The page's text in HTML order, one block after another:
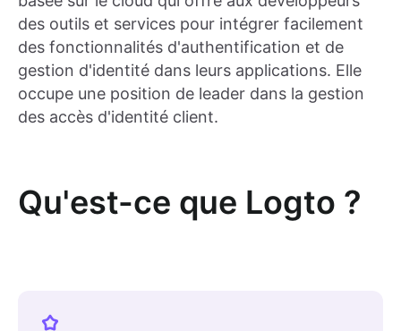
des outils et services pour intégrer facilement
des fonctionnalités d'authentification et de
gestion d'identité dans leurs applications. Elle
occupe une position de leader dans la gestion
des accès d'identité client.
Qu'est-ce que Logto ?